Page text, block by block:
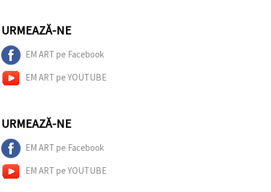
URMEAZĂ-NE
EM ART pe Facebook
EM ART pe YOUTUBE
URMEAZĂ-NE
EM ART pe Facebook
EM ART pe YOUTUBE